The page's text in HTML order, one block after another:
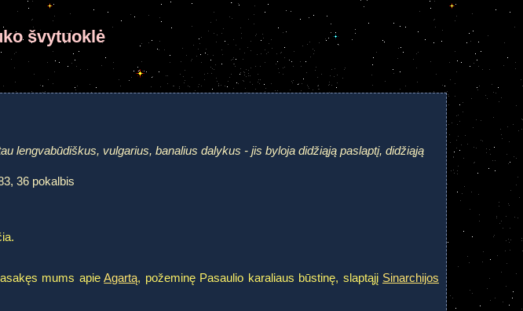
švytuoklė
lengvabūdiškus, vulgarius, banalius dalykus - jis byloja didžiąją paslaptį, didžiąją
36 pokalbis
mums apieAgartą, požeminę Pasaulio karaliaus būstinę, slaptąjį Sinarchijos